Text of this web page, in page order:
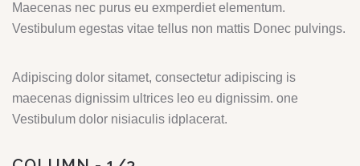
Maecenas nec purus eu exmperdiet elementum.
Vestibulum egestas vitae tellus non mattis Donec pulvings.
Adipiscing dolor sitamet, consectetur adipiscing is
maecenas dignissim ultrices leo eu dignissim. one
Vestibulum dolor nisiaculis idplacerat.